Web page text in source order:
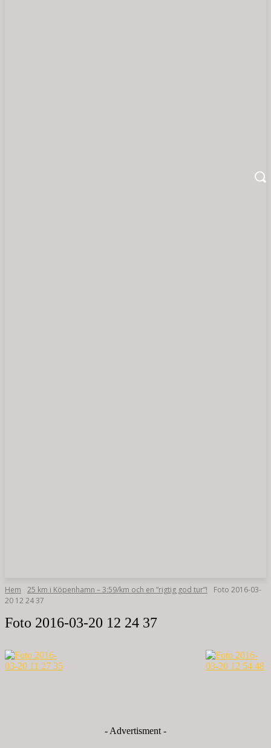
Hem 25 km i Köpenhamn – 3:59/km och en ”rigtig god tur”!
Foto 2016-03-
20 12 24 37
Foto 2016-03-20 12 24 37
- Advertisment -